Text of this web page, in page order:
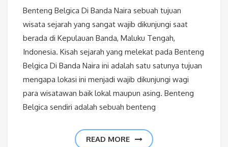
Benteng Belgica Di Banda Naira sebuah tujuan
wisata sejarah yang sangat wajib dikunjungi saat
berada di Kepulauan Banda, Maluku Tengah,
Indonesia. Kisah sejarah yang melekat pada Benteng
Belgica Di Banda Naira ini adalah satu satunya tujuan
mengapa lokasi ini menjadi wajib dikunjungi wagi
para wisatawan baik lokal maupun asing. Benteng
Belgica sendiri adalah sebuah benteng
READ MORE